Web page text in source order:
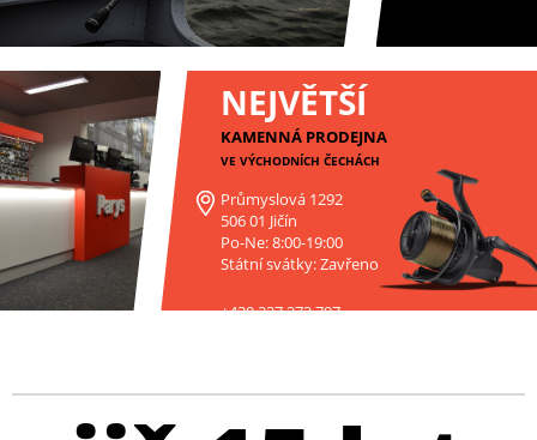
NEJVĚTŠÍ
KAMENNÁ PRODEJNA
VE VÝCHODNÍCH ČECHÁCH
Průmyslová 1292
506 01 Jičín
Po-Ne: 8:00-19:00
Státní svátky: Zavřeno
+420 227 272 797